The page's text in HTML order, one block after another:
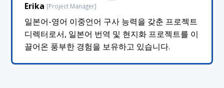
Erika [Project Manager]
일본어-영어 이중언어 구사 능력을 갖춘 프로젝트
디렉터로서, 일본어 번역 및 현지화 프로젝트를 이
끌어온 풍부한 경험을 보유하고 있습니다.